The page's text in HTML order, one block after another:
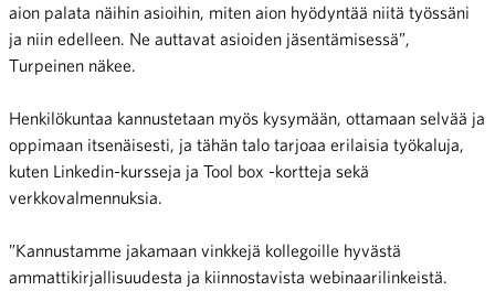
aion palata näihin asioihin, miten aion hyödyntää niitä työssäni
ja niin edelleen. Ne auttavat asioiden jäsentämisessä”,
Turpeinen näkee.
Henkilökuntaa kannustetaan myös kysymään, ottamaan selvää ja
oppimaan itsenäisesti, ja tähän talo tarjoaa erilaisia työkaluja,
kuten Linkedin-kursseja ja Tool box -kortteja sekä
verkkovalmennuksia.
”Kannustamme jakamaan vinkkejä kollegoille hyvästä
ammattikirjallisuudesta ja kiinnostavista webinaarilinkeistä.